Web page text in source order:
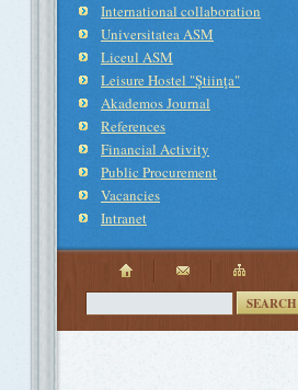
International collaboration
Universitatea ASM
Liceul ASM
Leisure Hostel "Ştiinţa"
Akademos Journal
References
Financial Activity
Public Procurement
Vacancies
Intranet
SEARCH